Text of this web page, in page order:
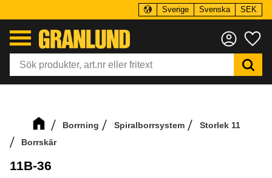
Sverige Svenska SEK
Borrning Spiralborrsystem
Storlek 11
Borrskär
11B-36